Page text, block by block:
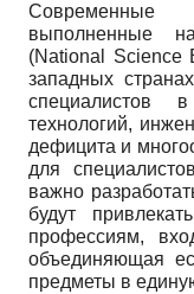
Современные
выполненные
(National Science
западных
специалистов
технологий,
дефицита и
для
важно
будут
профессиям,
объединяющая
предметы в